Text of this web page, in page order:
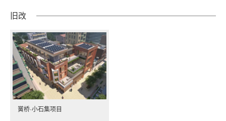
旧改
黉桥·小石集项目